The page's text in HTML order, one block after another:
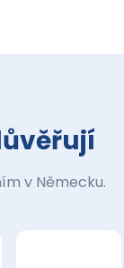
v Německu.